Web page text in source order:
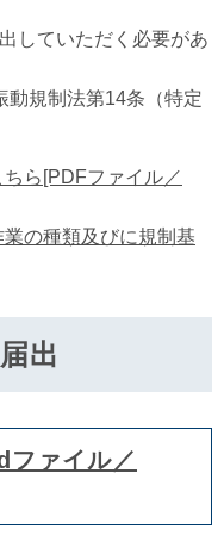
していただく必要があ
規制法第14条（特定
ら[PDFファイル／
の種類及びに規制基
出
ァイル／